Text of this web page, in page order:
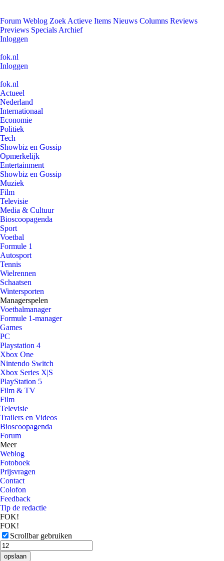
Forum Weblog Zoek Actieve Items Nieuws Columns Reviews
Previews Specials Archief
Inloggen
fok.nl
Inloggen
fok.nl
Actueel
Nederland
Internationaal
Economie
Politiek
Tech
Showbiz en Gossip
Opmerkelijk
Entertainment
Showbiz en Gossip
Muziek
Film
Televisie
Media & Cultuur
Bioscoopagenda
Sport
Voetbal
Formule 1
Autosport
Tennis
Wielrennen
Schaatsen
Wintersporten
Managerspelen
Voetbalmanager
Formule 1-manager
Games
PC
Playstation 4
Xbox One
Nintendo Switch
Xbox Series X|S
PlayStation 5
Film & TV
Film
Televisie
Trailers en Videos
Bioscoopagenda
Forum
Meer
Weblog
Fotoboek
Prijsvragen
Contact
Colofon
Feedback
Tip de redactie
FOK!
FOK!
Scrollbar gebruiken
opslaan